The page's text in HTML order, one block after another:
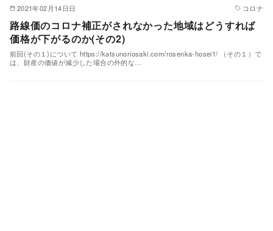
2021年02月14日日 コロナ
路線価のコロナ補正がされなかった地域はどうすれば
価格が下がるのか(その2)
前回(その１)について https://katsunoriosaki.com/rosenka-hosei1/ （その１）で
は、財産の価値が減少した場合の外的な…